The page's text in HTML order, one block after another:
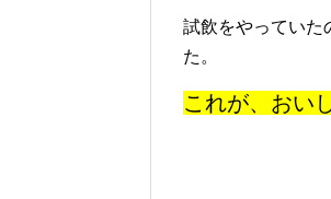
試飲をやっていた
た。
これが、おい